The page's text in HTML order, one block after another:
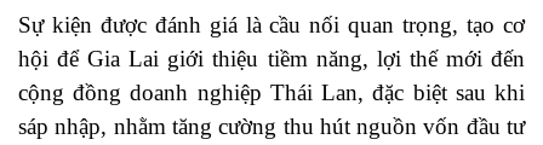
Sự kiện được đánh giá là cầu nối quan trọng, tạo cơ
hội để Gia Lai giới thiệu tiềm năng, lợi thế mới đến
cộng đồng doanh nghiệp Thái Lan, đặc biệt sau khi
sáp nhập, nhằm tăng cường thu hút nguồn vốn đầu tư